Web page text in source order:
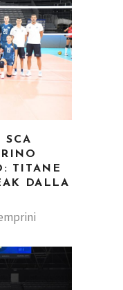
TITANE
DALLA